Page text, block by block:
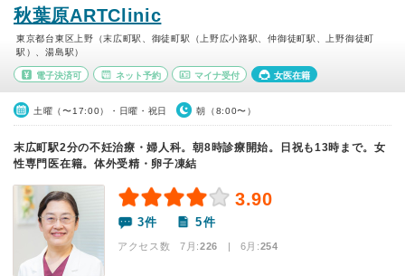
秋葉原ARTClinic
東京都台東区上野（末広町駅、御徒町駅（上野広小路駅、仲御徒町駅、上野御徒町
駅）、湯島駅）
電子決済可 ネット予約 マイナ受付 女医在籍
土曜（〜17:00）・日曜・祝日 朝（8:00〜）
末広町駅2分の不妊治療・婦人科。朝8時診療開始。日祝も13時まで。女
性専門医在籍。体外受精・卵子凍結
3.90
3件 5件
アクセス数 7月:226 | 6月:254